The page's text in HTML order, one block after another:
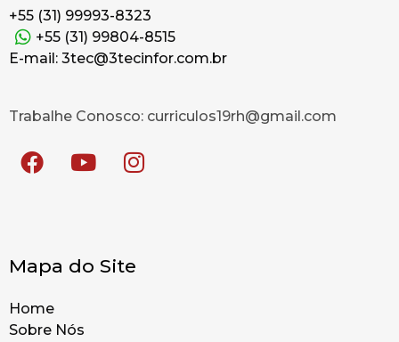
+55 (31) 99993-8323
+55 (31) 99804-8515
E-mail: 3tec@3tecinfor.com.br
Trabalhe Conosco: curriculos19rh@gmail.com
Mapa do Site
Home
Sobre Nós